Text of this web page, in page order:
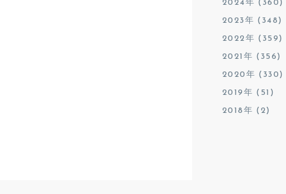
2024年 (360)
2023年 (348)
2022年 (359)
2021年 (356)
2020年 (330)
2019年 (51)
2018年 (2)